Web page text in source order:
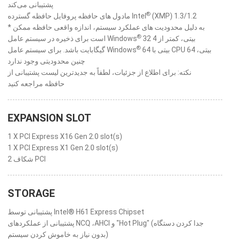
پشتیبانی می‌کند
مادول های حافظه پروفایل حافظه گسترده Intel ® (XMP) 1.3/1.2
* به دلیل محدودیت های عملکرد سیستم، اندازه واقعی حافظه ممکن
است برای ذخیره در سیستم عامل Windows® 32 بیتی، کمتر از 4
گیگابایت باشد. برای سیستم عامل Windows® 64 بیتی با CPU 64 بیتی،
چنین محدودیتی وجود ندارد
نکته: برای اطلاع از جزئیات، لطفاً به جدیدترین لیست پشتیبانی از
حافظه مراجعه کنید
EXPANSION SLOT
1 X PCI Express X16 Gen 2.0 slot(s)
1 X PCI Express X1 Gen 2.0 slot(s)
2 شکاف PCI
STORAGE
پشتیبانی توسط Intel® H61 Express Chipset
پشتیبانی از عملکردهای NCQ ،AHCI و "Hot Plug" (جدا کردن دستگاه
بدون نیاز به خاموش کردن سیستم)